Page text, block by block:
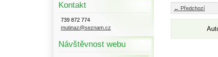
Kontakt
739 872 774
mutinaz@seznam.cz
Návštěvnost webu
← Předchozí